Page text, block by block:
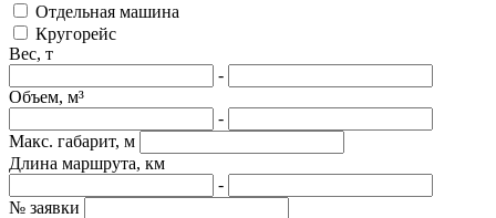
Отдельная машина
Кругорейс
Вес, т
-
Объем, м³
-
Макс. габарит, м
Длина маршрута, км
-
№ заявки